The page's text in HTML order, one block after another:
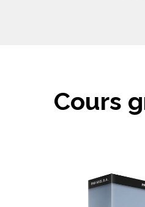
Cours